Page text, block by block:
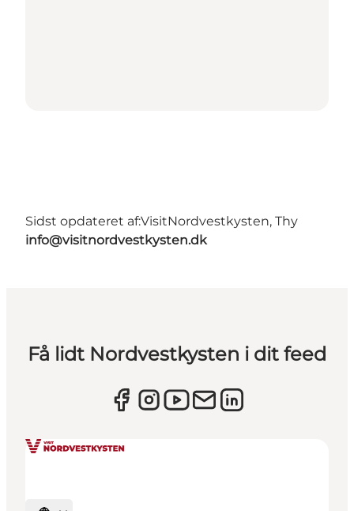
Sidst opdateret af:VisitNordvestkysten, Thy
info@visitnordvestkysten.dk
Få lidt Nordvestkysten i dit feed